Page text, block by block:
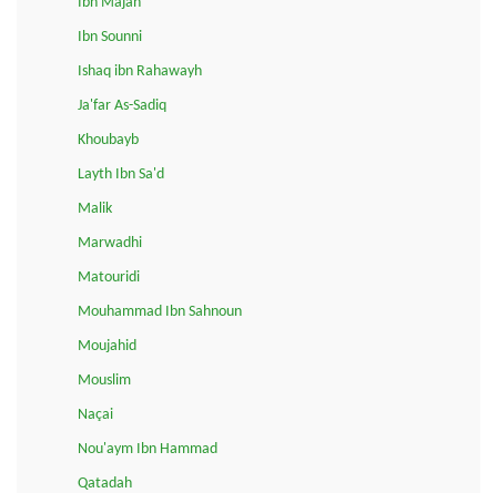
Ibn Sounni
Ishaq ibn Rahawayh
Ja'far As-Sadiq
Khoubayb
Layth Ibn Sa'd
Malik
Marwadhi
Matouridi
Mouhammad Ibn Sahnoun
Moujahid
Mouslim
Naçai
Nou'aym Ibn Hammad
Qatadah